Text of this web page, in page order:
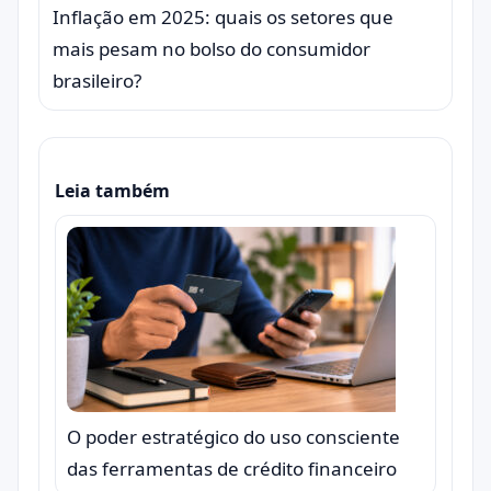
Inflação em 2025: quais os setores que
mais pesam no bolso do consumidor
brasileiro?
Leia também
O poder estratégico do uso consciente
das ferramentas de crédito financeiro